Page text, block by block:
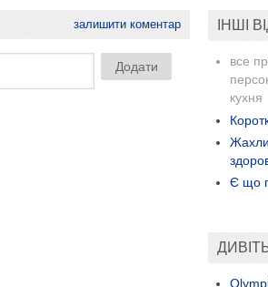
залишити коментар ІНШІ
все
кухня
Є що